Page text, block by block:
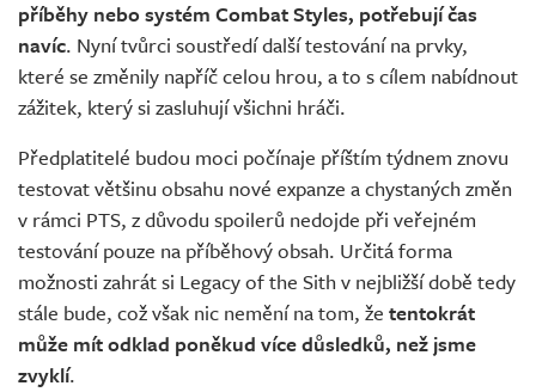
příběhy nebo systém Combat Styles, potřebují čas
navíc. Nyní tvůrci soustředí další testování na prvky,
které se změnily napříč celou hrou, a to s cílem nabídnout
zážitek, který si zasluhují všichni hráči.
Předplatitelé budou moci počínaje příštím týdnem znovu
testovat většinu obsahu nové expanze a chystaných změn
v rámci PTS, z důvodu spoilerů nedojde při veřejném
testování pouze na příběhový obsah. Určitá forma
možnosti zahrát si Legacy of the Sith v nejbližší době tedy
stále bude, což však nic nemění na tom, že tentokrát
může mít odklad poněkud více důsledků, než jsme
zvyklí.